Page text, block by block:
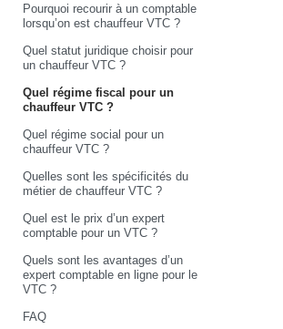
Pourquoi recourir à un comptable
lorsqu’on est chauffeur VTC ?
Quel statut juridique choisir pour
un chauffeur VTC ?
Quel régime fiscal pour un
chauffeur VTC ?
Quel régime social pour un
chauffeur VTC ?
Quelles sont les spécificités du
métier de chauffeur VTC ?
Quel est le prix d’un expert
comptable pour un VTC ?
Quels sont les avantages d’un
expert comptable en ligne pour le
VTC ?
FAQ